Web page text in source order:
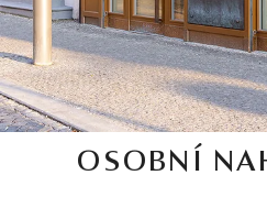
OSOBNÍ